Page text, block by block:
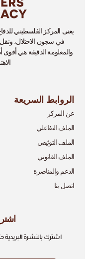
يعنى المركز الفلسطيني
في سجون الاحتلال، ونقل
والمعلومة الدقيقة هي
الروابط السريعة
عن المركز
الملف التفاعلي
الملف التوثيقي
الملف القانوني
الدعم والمناصرة
اتصل بنا
اشترك بالنشرة